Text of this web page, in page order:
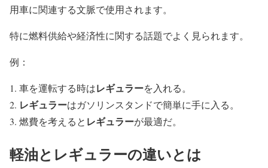
用車に関連する文脈で使用されます。
特に燃料供給や経済性に関する話題でよく見られます。
例：
車を運転する時はレギュラーを入れる。
レギュラーはガソリンスタンドで簡単に手に入る。
燃費を考えると レギュラーが最適だ。
軽油とレギュラーの違いとは